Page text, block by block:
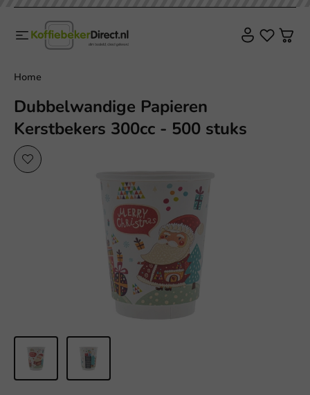
Home
Dubbelwandige Papieren
Kerstbekers 300cc - 500 stuks